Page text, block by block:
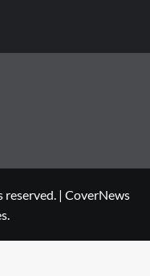
reserved. | CoverNews